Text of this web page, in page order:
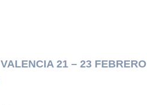
VALENCIA 21 – 23 FEBRERO